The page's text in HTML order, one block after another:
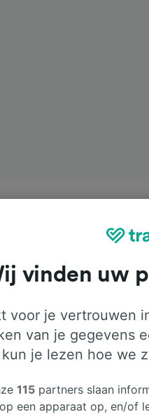
naar
vinden uw
voor je vertrouwen
van je gegevens
je lezen hoe we
115 partners slaan
een apparaat op, en/of